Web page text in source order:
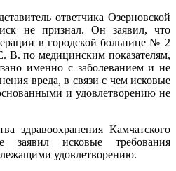
ответчика Озерновской
не признал. Он заявил, что
в городской больнице № 2
В. по медицинским показателям,
именно с заболеванием и не
вреда, в связи с чем исковые
и удовлетворению не
здравоохранения Камчатского
исковые требования
удовлетворению.